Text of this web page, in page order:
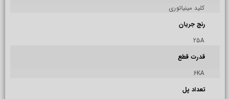
کلید مینیاتوری
رنج جریان
25A
قدرت قطع
6KA
تعداد پل